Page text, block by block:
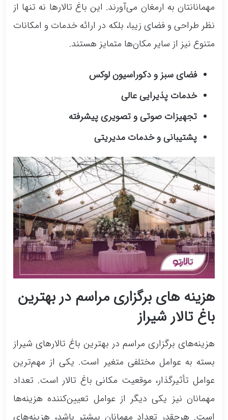
مهمانانتان به ارمغان می‌آورند. این باغ تالارها نه تنها از
نظر طراحی و فضای زیبا، بلکه در ارائه خدمات و امکانات
متنوع نیز از سایر مکان‌ها متمایز هستند.
فضای سبز و دکوراسیون لوکس
خدمات پذیرایی عالی
تجهیزات صوتی و تصویری پیشرفته
پشتیبانی و خدمات مدیریتی
هزینه های برگزاری مراسم در بهترین
باغ تالار شیراز
هزینه‌های برگزاری مراسم در بهترین باغ تالارهای شیراز
بسته به عوامل مختلفی متغیر است. یکی از مهم‌ترین
عوامل تأثیرگذار، موقعیت مکانی باغ تالار است. تعداد
مهمانان نیز یکی دیگر از عوامل تعیین‌کننده هزینه‌ها